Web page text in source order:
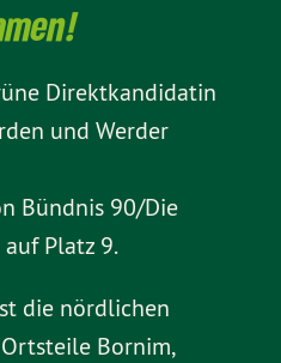
Direktkandidatin
und Werder
Bündnis 90/Die
Platz 9.
die nördlichen
Bornim,